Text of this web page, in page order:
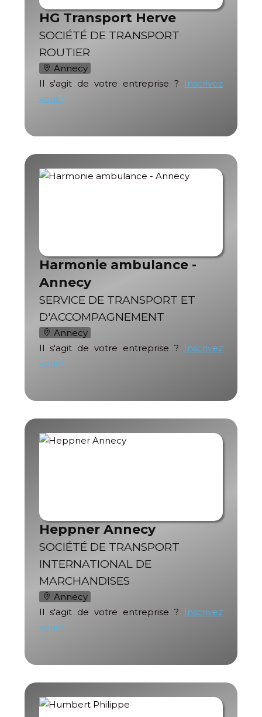
HG Transport Herve
SOCIÉTÉ DE TRANSPORT
ROUTIER
Annecy
Il s'agit de votre entreprise ?
Inscrivez
vous !
Harmonie ambulance -
Annecy
SERVICE DE TRANSPORT ET
D'ACCOMPAGNEMENT
Annecy
Il s'agit de votre entreprise ?
Inscrivez
vous !
Heppner Annecy
SOCIÉTÉ DE TRANSPORT
INTERNATIONAL DE
MARCHANDISES
Annecy
Il s'agit de votre entreprise ?
Inscrivez
vous !